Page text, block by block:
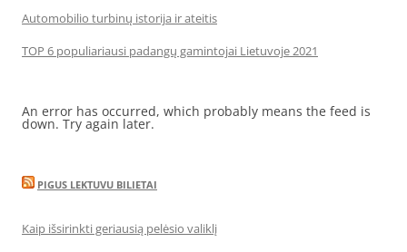
Automobilio turbinų istorija ir ateitis
TOP 6 populiariausi padangų gamintojai Lietuvoje 2021
An error has occurred, which probably means the feed is
down. Try again later.
PIGUS LEKTUVU BILIETAI
Kaip išsirinkti geriausią pelėsio valiklį